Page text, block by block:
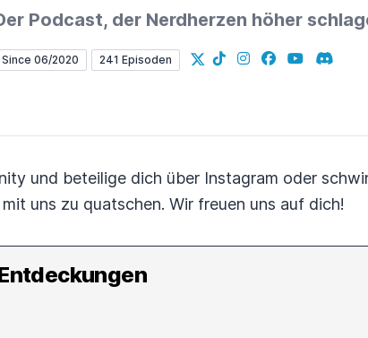
Podcast, der Nerdherzen höher
Since 06/2020 241 Episoden X TikTokInstagram
Facebook
YouTubeDiscord
und beteilige dich über Instagram oder
uns zu quatschen. Wir freuen uns auf dich!